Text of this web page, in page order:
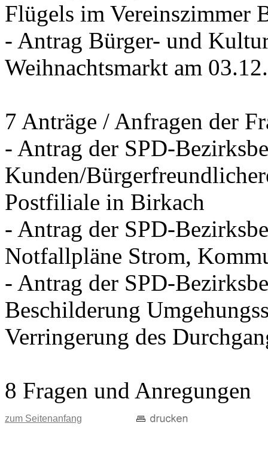
Flügels im Vereinszimmer
- Antrag Bürger- und
Weihnachtsmarkt am
7 Anträge / Anfragen der
- Antrag der SPD-
Kunden/
Postfiliale in Birkach
- Antrag der SPD-
Notfallpläne Strom,
- Antrag der SPD-
Beschilderung
Verringerung des
8 Fragen und Anregungen
zum Seitenanfang